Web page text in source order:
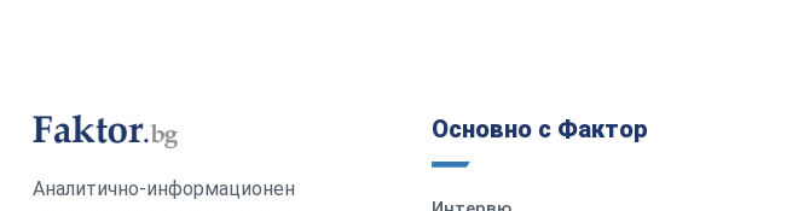
Аналитично-информационен
Основно с Фактор